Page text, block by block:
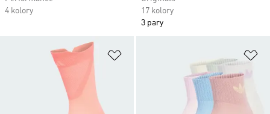
4 kolory
17 kolory
3 pary